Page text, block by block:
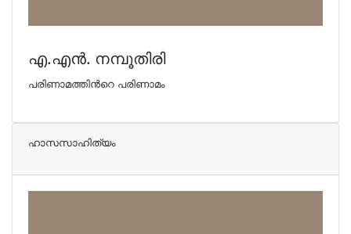
എ.എന്‍. നമ്പൂതിരി
പരിണാമത്തിന്‍റെ പരിണാമം
ഹാസസാഹിത്യം